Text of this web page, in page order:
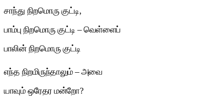
சாந்து நிறமொரு குட்டி,
பாம்பு நிறமொரு குட்டி – வெள்ளைப்
பாலின் நிறமொரு குட்டி
எந்த நிறமிருந்தாலும் – அவை
யாவும் ஒரேதர மன்றோ?